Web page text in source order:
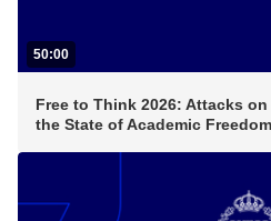
50:00
Free to Think 2026: Attacks
the State of Academic